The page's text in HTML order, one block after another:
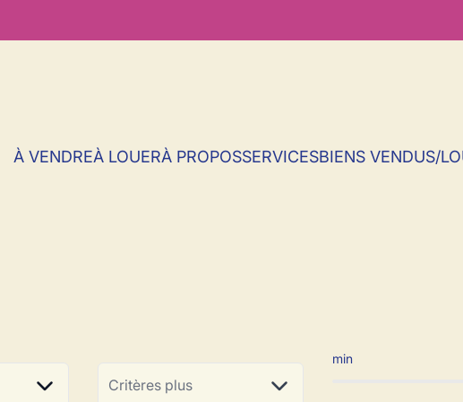
À VENDREÀ LOUERÀ PROPOSSERVICESBIENS VENDUS/
Critères plus
min